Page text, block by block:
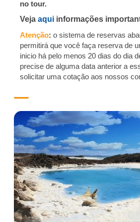
no tour.
Veja aqui informações
Atenção: o sistema de reservas
permitirá que você faça reserva de
inicio há pelo menos 20 dias do dia
precise de alguma data anterior a
solicitar uma cotação aos nossos
4-ma
res
0
Avaliações
US$10.000,00
Skip
to
the
end
of
the
images
gallery